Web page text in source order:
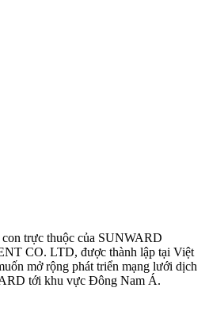
trực thuộc của SUNWARD
CO. LTD, được thành lập tại Việt
mở rộng phát triển mạng lưới dịch
tới khu vực Đông Nam Á.